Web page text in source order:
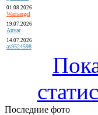
01.08.2026
Warhangel
19.07.2026
Anvar
14.07.2026
as9524598
Последние фото